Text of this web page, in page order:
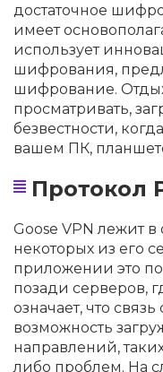
достаточное
имеет
использует
шифрования,
шифрование.
просматривать,
безвестности,
вашем ПК,
Протокол
Goose VPN лежит
некоторых из его
приложении это
позади серверов,
означает, что
возможность
направлений,
либо проблем. На